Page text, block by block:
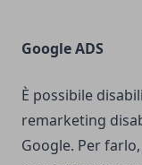
Google ADS
È possibile
remarketing
Google. Per